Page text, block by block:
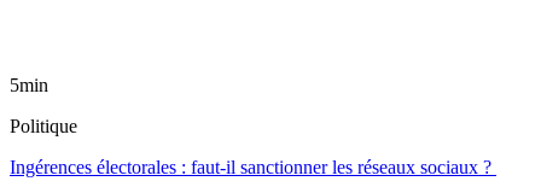
5min
Politique
Ingérences électorales : faut-il sanctionner les réseaux sociaux ?